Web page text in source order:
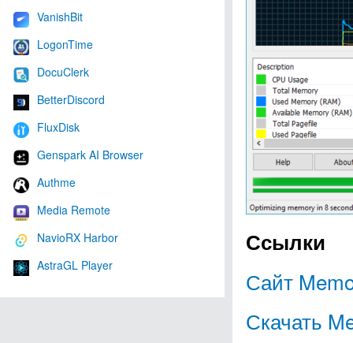
VanishBit
LogonTime
DocuClerk
BetterDiscord
FluxDisk
Genspark AI Browser
Authme
Media Remote
NavioRX Harbor
AstraGL Player
Ссылки
Сайт
Скачать